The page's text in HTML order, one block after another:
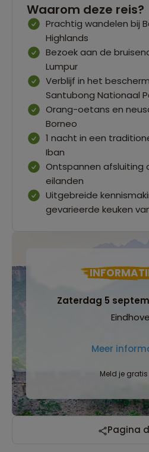
Waarom deze reis?
Prachtig wandelen bij
Highlands
Bezoek aan de
Lumpur
Verblijf in het
Santubong Nationaal
Orang-oetans en
Borneo
1 nacht in een
Iban
Ontspannen afsluiting
eilanden
Uitgebreide
gevarieerde keuken
Zaterdag 5
Meer
Meld je
Pagina